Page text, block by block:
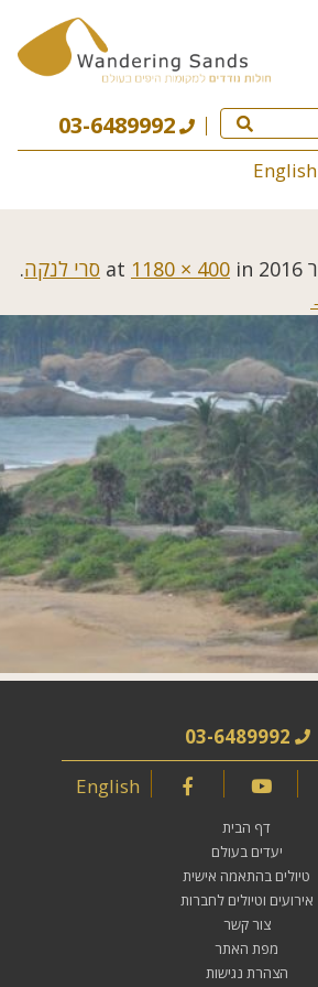
03-6489992
English
1180 × 400 in סרי לנקה.
03-6489992
English
דף הבית
יעדים בעולם
טיולים בהתאמה אישית
אירועים וטיולים לחברות
צור קשר
מפת האתר
הצהרת נגישות